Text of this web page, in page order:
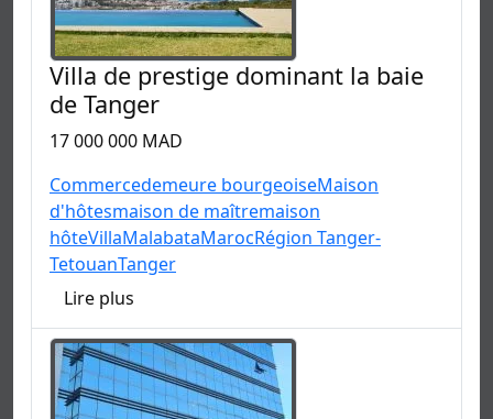
Villa de prestige dominant la baie
de Tanger
17 000 000 MAD
Commercedemeure bourgeoiseMaison
d'hôtesmaison de maîtremaison
hôteVillaMalabataMarocRégion Tanger-
TetouanTanger
Lire plus